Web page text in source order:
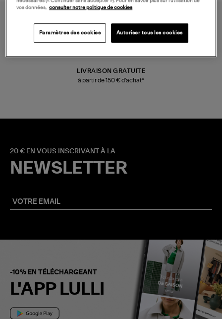
LIVRAISON GRATUITE
à partir de 150 € d'achat*
20 € EN VOUS INSCRIVANT À LA
NEWSLETTER
-10% EN TÉLÉCHARGEANT
L'APP LULLI
vos données, consulter notre politique de cookies
Paramètres des cookies Autoriser tous les cookies